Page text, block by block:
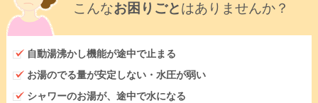
こんなお困りごとはありませんか？
自動湯沸かし機能が途中で止まる
お湯のでる量が安定しない・水圧が弱い
シャワーのお湯が、途中で水になる